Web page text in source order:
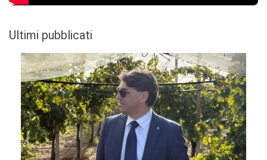
Ultimi pubblicati